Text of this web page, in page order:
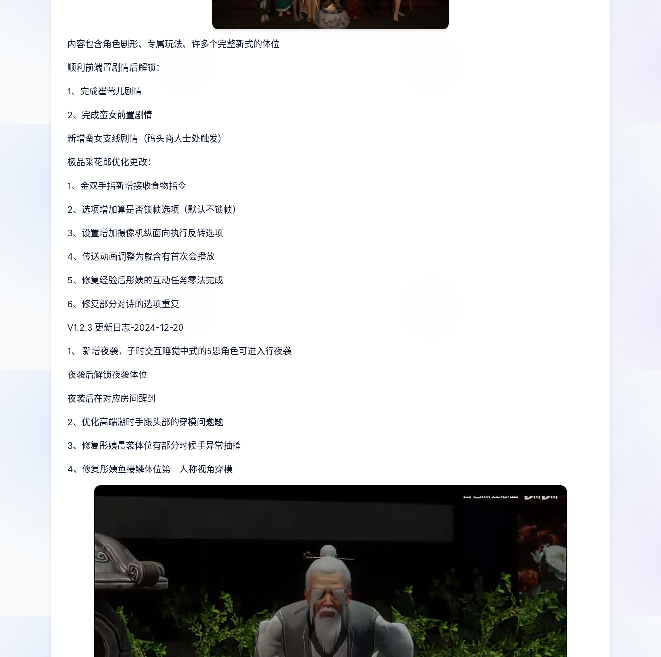
内容包含角色剧形、专属玩法、许多个完整新式的体位
顺利前端置剧情后解锁：
1、完成崔莺儿剧情
2、完成蛮女前置剧情
新增蛮女支线剧情（码头商人士处触发）
极品采花郎优化更改：
1、金双手指新增接收食物指令
2、选项增加算是否锁帧选项（默认不锁帧）
3、设置增加摄像机纵面向执行反转选项
4、传送动画调整为就含有首次会播放
5、修复经验后彤姨的互动任务零法完成
6、修复部分对诗的选项重复
V1.2.3 更新日志-2024-12-20
1、 新增夜袭，子时交互睡觉中式的5思角色可进入行夜袭
夜袭后解锁夜袭体位
夜袭后在对应房间醒到
2、优化高端潮时手跟头部的穿模问题题
3、修复彤姨晨袭体位有部分时候手异常抽搐
4、修复彤姨鱼接鳞体位第一人称视角穿模